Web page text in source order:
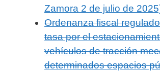
Zamora 2 de julio de
Ordenanza fiscal
tasa por el
vehículos de tracción
determinados espacios